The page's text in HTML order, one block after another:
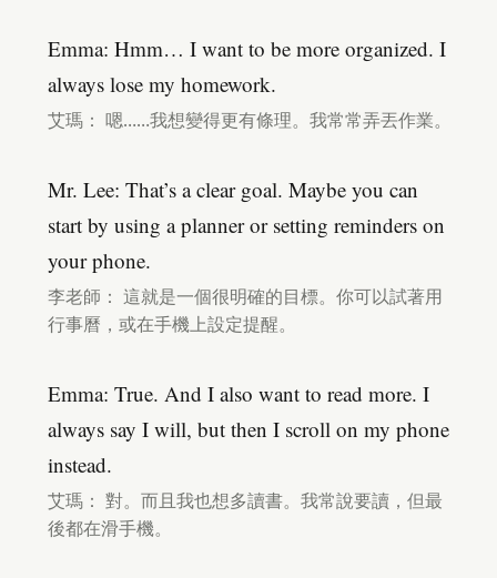
Emma: Hmm… I want to be more organized. I
always lose my homework.
艾瑪： 嗯……我想變得更有條理。我常常弄丟作業。
Mr. Lee: That’s a clear goal. Maybe you can
start by using a planner or setting reminders on
your phone.
李老師： 這就是一個很明確的目標。你可以試著用
行事曆，或在手機上設定提醒。
Emma: True. And I also want to read more. I
always say I will, but then I scroll on my phone
instead.
艾瑪： 對。而且我也想多讀書。我常說要讀，但最
後都在滑手機。